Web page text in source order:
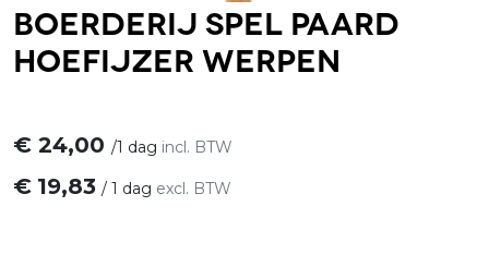
Boerderij spel paard
hoefijzer werpen
€ 24,00 /1 dag incl. BTW
€ 19,83 / 1 dag excl. BTW